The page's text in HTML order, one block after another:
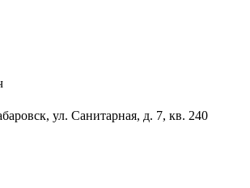
ул. Санитарная, д. 7, кв. 240